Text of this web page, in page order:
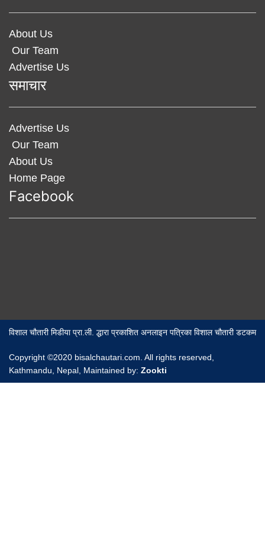
About Us
Our Team
Advertise Us
समाचार
Advertise Us
Our Team
About Us
Home Page
Facebook
विशाल चौतारी मिडीया प्रा.ली. द्धारा प्रकाशित अनलाइन पत्रिका विशाल चौतारी डटकम
Copyright ©2020 bisalchautari.com. All rights reserved,
Kathmandu, Nepal, Maintained by: Zookti